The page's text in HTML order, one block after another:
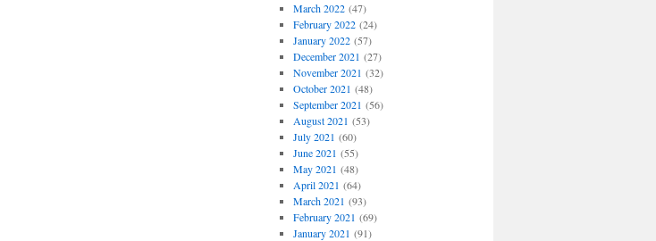
March 2022(47)
February 2022(24)
January 2022(57)
December 2021 (27)
November 2021 (32)
October 2021 (48)
September 2021 (56)
August 2021 (53)
July 2021 (60)
June 2021 (55)
May 2021 (48)
April 2021 (64)
March 2021 (93)
February 2021 (69)
January 2021 (91)